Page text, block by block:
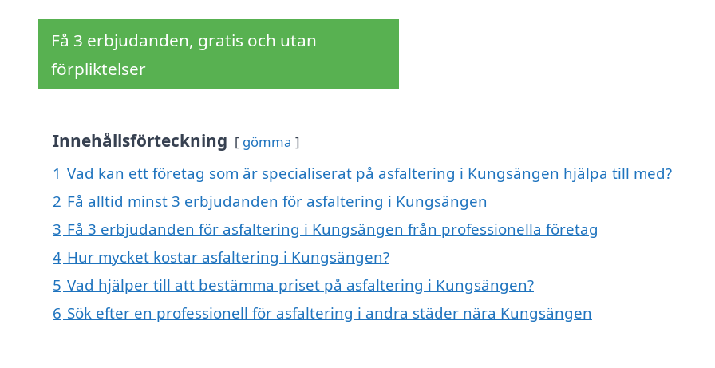
Få 3 erbjudanden, gratis och utan
förpliktelser
Innehållsförteckning gömma
1 Vad kan ett företag som är specialiserat på asfaltering i Kungsängen hjälpa till med?
2 Få alltid minst 3 erbjudanden för asfaltering i Kungsängen
3 Få 3 erbjudanden för asfaltering i Kungsängen från professionella företag
4 Hur mycket kostar asfaltering i Kungsängen?
5 Vad hjälper till att bestämma priset på asfaltering i Kungsängen?
6 Sök efter en professionell för asfaltering i andra städer nära Kungsängen